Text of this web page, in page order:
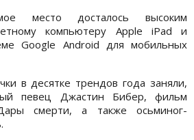
место досталось высоким
компьютеру Apple iPad и
Google Android для мобильных
в десятке трендов года заняли,
певец Джастин Бибер, фильм
смерти, а также осьминог-